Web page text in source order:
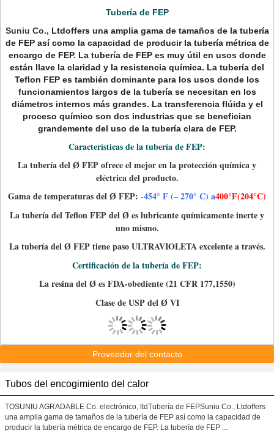
Tubería de FEP
Suniu Co., Ltdoffers una amplia gama de tamaños de la tubería
de FEP así como la capacidad de producir la tubería métrica de
encargo de FEP. La tubería de FEP es muy útil en usos donde
están llave la claridad y la resistencia química. La tubería del
Teflon FEP es también dominante para los usos donde los
funcionamientos largos de la tubería se necesitan en los
diámetros internos más grandes. La transferencia flúida y el
proceso químico son dos industrias que se benefician
grandemente del uso de la tubería clara de FEP.
Características de la tubería de FEP:
La tubería del Ø FEP ofrece el mejor en la protección química y
eléctrica del producto.
Gama de temperaturas del Ø FEP: -454° F (– 270° C) a400°F(204°C)
La tubería del Teflon FEP del Ø es lubricante químicamente inerte y
uno mismo.
La tubería del Ø FEP tiene paso ULTRAVIOLETA excelente a través.
Certificación de la tubería de FEP:
La resina del Ø es FDA-obediente (21 CFR 177,1550)
Clase de USP del Ø VI
Proveedor del contacto
Tubos del encogimiento del calor
TOSUNIU AGRADABLE Co. electrónico, ltdTubería de FEPSuniu Co., Ltdoffers
una amplia gama de tamaños de la tubería de FEP así como la capacidad de
producir la tubería métrica de encargo de FEP. La tubería de FEP ...